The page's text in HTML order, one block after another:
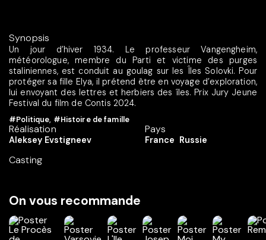
Synopsis
Un jour d’hiver 1934. Le professeur Vangengheim,
météorologue, membre du Parti et victime des purges
staliniennes, est conduit au goulag sur les Îles Solovki. Pour
protéger sa fille Elya, il prétend être en voyage d’exploration,
lui envoyant des lettres et herbiers des îles. Prix Jury Jeune
Festival du film de Contis 2024.
#Politique, #Histoire de famille
Réalisation
Aleksey Evstigneev
Casting
Pays
France Russie
On vous recommande